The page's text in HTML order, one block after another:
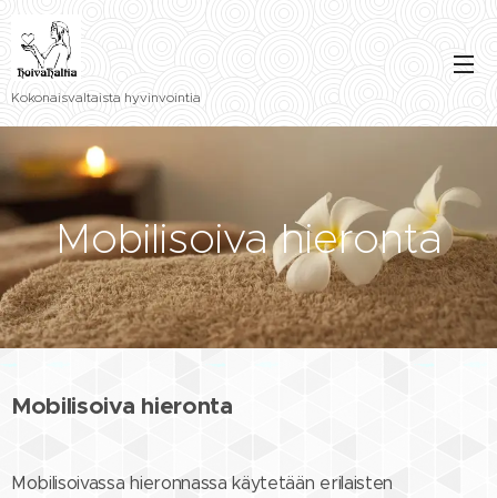
Kokonaisvaltaista hyvinvointia
Mobilisoiva hieronta
Mobilisoiva hieronta
Mobilisoivassa hieronnassa käytetään erilaisten